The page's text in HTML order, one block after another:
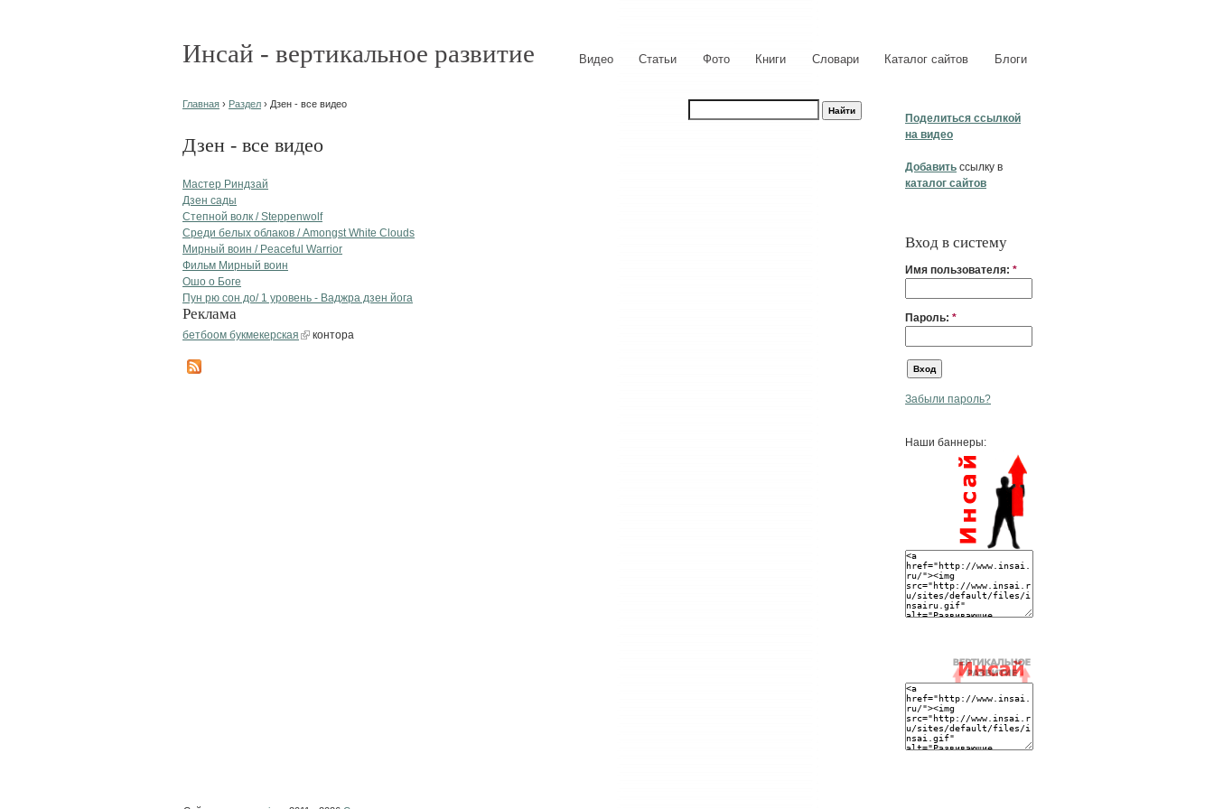
Инсай - вертикальное развитие Видео Статьи Фото Книги Словари Каталог сайтов Блоги
Поделиться ссылкой
на видео
Добавить ссылку в
каталог сайтов
Вход в систему
Имя пользователя: *
Пароль: *
Забыли пароль?
Наши баннеры:
Главная › Раздел › Дзен - все видео
Дзен - все видео
Мастер Риндзай
Дзен сады
Степной волк / Steppenwolf
Среди белых облаков / Amongst White Clouds
Мирный воин / Peaceful Warrior
Фильм Мирный воин
Ошо о Боге
Пун рю сон до/ 1 уровень - Ваджра дзен йога
Реклама
бетбоом букмекерская контора